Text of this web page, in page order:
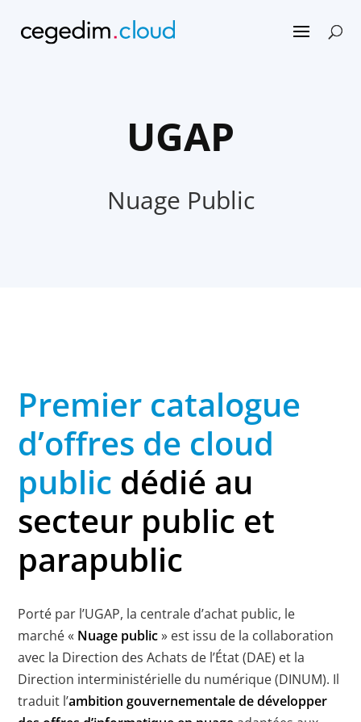
UGAP
Nuage Public
Premier catalogue
d’offres de cloud
public dédié au
secteur public et
parapublic
Porté par l’UGAP, la centrale d’achat public, le
marché « Nuage public» est issu de la collaboration
avec la Direction des Achats de l’État (DAE) et la
Direction interministérielle du numérique (DINUM). Il
traduit l’ambition gouvernementale de développer